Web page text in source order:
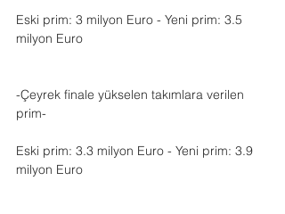
Eski prim: 3 milyon Euro - Yeni prim: 3.5
milyon Euro
-Çeyrek finale yükselen takımlara verilen
prim-
Eski prim: 3.3 milyon Euro - Yeni prim: 3.9
milyon Euro